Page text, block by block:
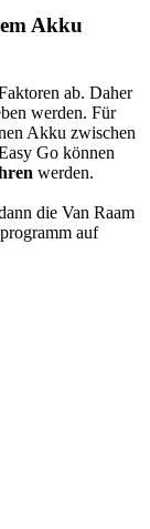
Akku
ab. Daher
werden. Für
Akku zwischen
Go können
werden.
die Van Raam
auf